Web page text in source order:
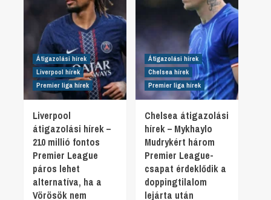
Átigazolási hírek
Liverpool hírek
Premier liga hírek
Liverpool
átigazolási hírek –
210 millió fontos
Premier League
páros lehet
alternatíva, ha a
Vörösök nem
Átigazolási hírek
Chelsea hírek
Premier liga hírek
Chelsea átigazolási
hírek – Mykhaylo
Mudrykért három
Premier League-
csapat érdeklődik a
doppingtilalom
lejárta után